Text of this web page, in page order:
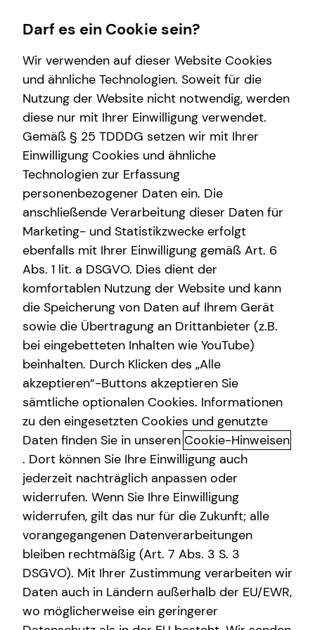
Wissenswertes
Über tecis
Podcast
teamzukunft
Interview
Über mich
Finanzberatung
Videoberatung
Private Krankenvorsorge
Immobilienfinanzierung
Betriebliche Altersvorsorge
Investment
Kapitalanlage Immobilien
Spezialisten-Netzwerk
Altersvorsorge
Gewerbliche Versicherungen
Arbeitskraftabsicherung
Kindervorsorge
Sach- und Vermögenssicherung
Expat
Service
Kundenportal
Schadenabwicklung
Kindervorsorge: Finanzielle
Sicherheit für dein Kind
Als Elternteil möchtest du deinen Kindern nicht nur Liebe
und Geborgenheit, sondern auch finanzielle Sicherheit für
die Zukunft bieten. Durch kluge Vorsorge lassen sich
Risiken absichern und wertvolle finanzielle Freiräume
schaffen.
Schutz vor Risiken: Wichtige
Versicherungen für dein Kind
Haftpflichtversicherung – Schutz vor unerwarteten
Schäden
Darf es ein Cookie sein?
Wir verwenden auf dieser Website Cookies
und ähnliche Technologien. Soweit für die
Nutzung der Website nicht notwendig, werden
diese nur mit Ihrer Einwilligung verwendet.
Gemäß § 25 TDDDG setzen wir mit Ihrer
Einwilligung Cookies und ähnliche
Technologien zur Erfassung
personenbezogener Daten ein. Die
anschließende Verarbeitung dieser Daten für
Marketing- und Statistikzwecke erfolgt
ebenfalls mit Ihrer Einwilligung gemäß Art. 6
Abs. 1 lit. a DSGVO. Dies dient der
komfortablen Nutzung der Website und kann
die Speicherung von Daten auf Ihrem Gerät
sowie die Übertragung an Drittanbieter (z.B.
bei eingebetteten Inhalten wie YouTube)
beinhalten. Durch Klicken des „Alle
akzeptieren“-Buttons akzeptieren Sie
sämtliche optionalen Cookies. Informationen
zu den eingesetzten Cookies und genutzte
Daten finden Sie in unseren Cookie-Hinweisen
. Dort können Sie Ihre Einwilligung auch
jederzeit nachträglich anpassen oder
widerrufen. Wenn Sie Ihre Einwilligung
widerrufen, gilt das nur für die Zukunft; alle
vorangegangenen Datenverarbeitungen
bleiben rechtmäßig (Art. 7 Abs. 3 S. 3
DSGVO). Mit Ihrer Zustimmung verarbeiten wir
Daten auch in Ländern außerhalb der EU/EWR,
wo möglicherweise ein geringerer